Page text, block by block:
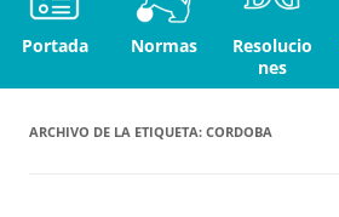
Portada Normas
Resolucio
nes
ARCHIVO DE LA ETIQUETA: CORDOBA